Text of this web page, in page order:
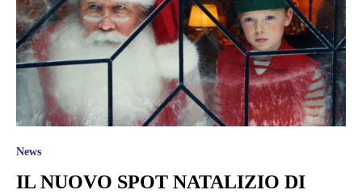
News
IL NUOVO SPOT NATALIZIO DI